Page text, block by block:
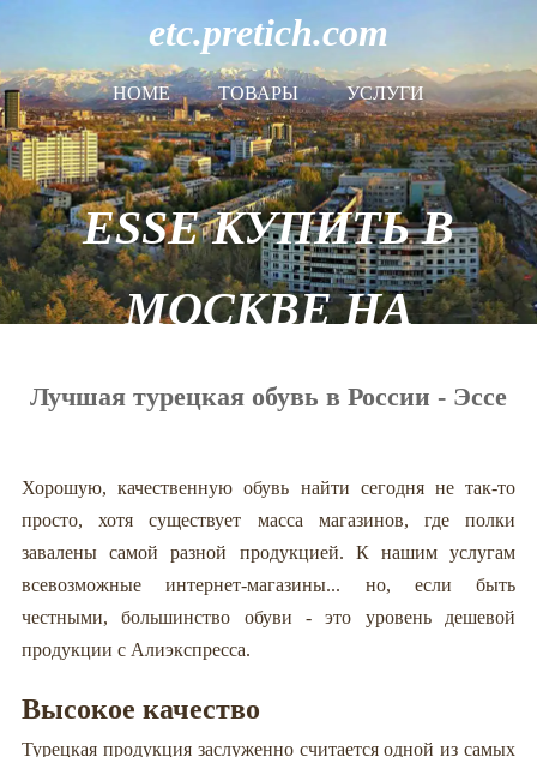
etc.pretich.com
HOME ТОВАРЫ УСЛУГИ
ESSE КУПИТЬ В
МОСКВЕ НА
ОФИЦИАЛЬНОМ
САЙТЕ
Лучшая турецкая обувь в России - Эссе
Хорошую, качественную обувь найти сегодня не так-то
просто, хотя существует масса магазинов, где полки
завалены самой разной продукцией. К нашим услугам
всевозможные интернет-магазины... но, если быть
честными, большинство обуви - это уровень дешевой
продукции с Алиэкспресса.
Высокое качество
Турецкая продукция заслуженно считается одной из самых